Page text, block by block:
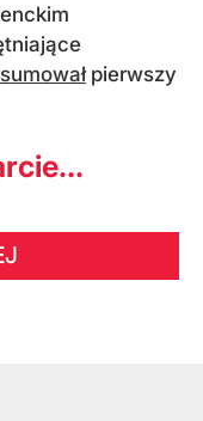
pierwszy